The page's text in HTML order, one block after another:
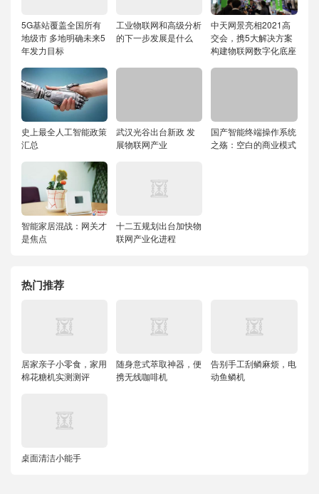
5G基站覆盖全国所有
地级市 多地明确未来5
年发力目标
工业物联网和高级分析
的下一步发展是什么
中天网景亮相2021高
交会，携5大解决方案
构建物联网数字化底座
史上最全人工智能政策
汇总
武汉光谷出台新政 发
展物联网产业
国产智能终端操作系统
之殇：空白的商业模式
智能家居混战：网关才
是焦点
十二五规划出台加快物
联网产业化进程
热门推荐
居家亲子小零食，家用
棉花糖机实测测评
随身意式萃取神器，便
携无线咖啡机
告别手工刮鳞麻烦，电
动鱼鳞机
桌面清洁小能手